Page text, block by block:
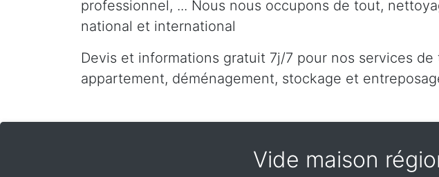
professionnel, ... Nous nous occupons de tout,
national et international
Devis et informations gratuit 7j/7 pour nos services
appartement, déménagement, stockage et
Vide maison